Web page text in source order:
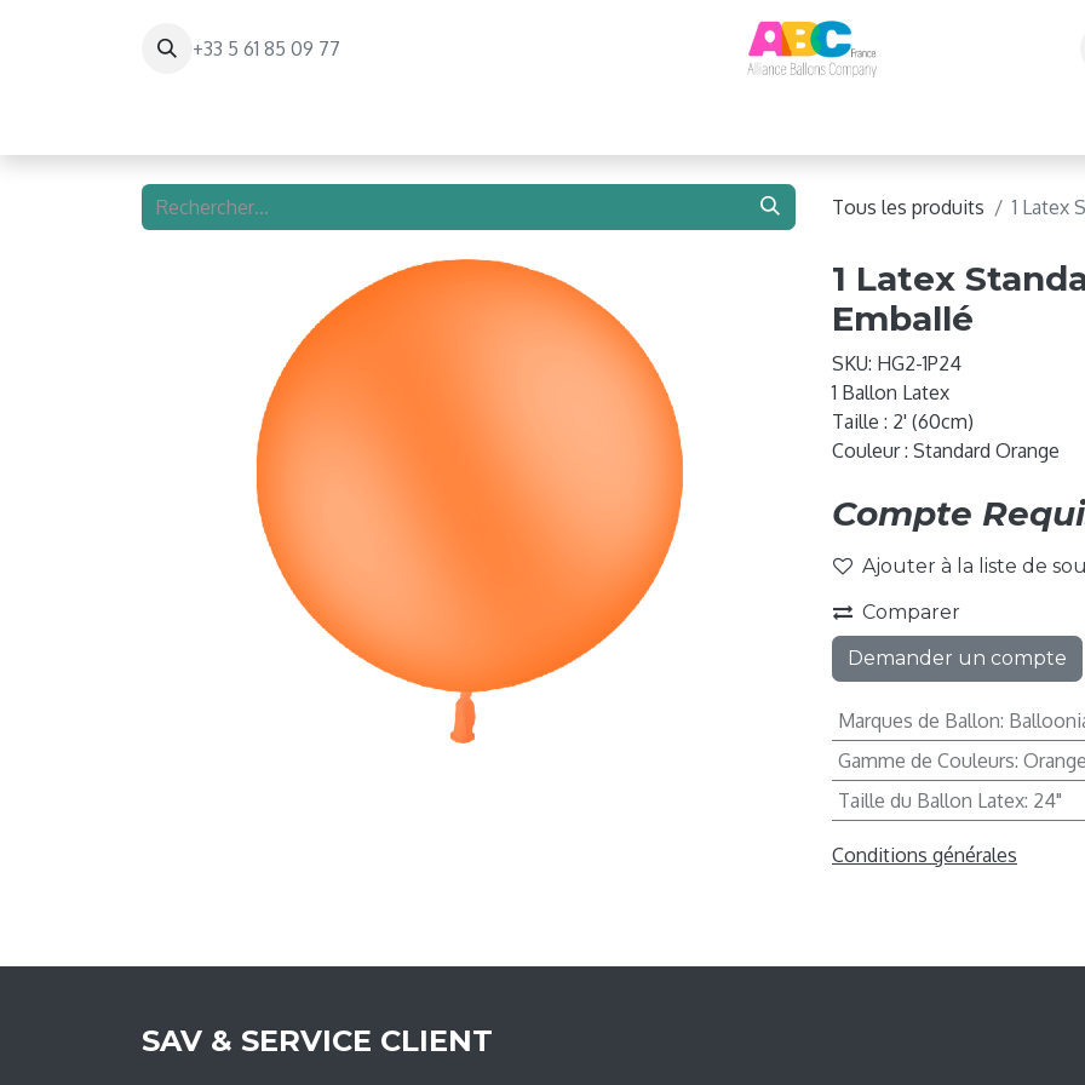
+33 5 61 85 09 77
Tous les produits 1 Latex
1 Latex
Emballé
SKU: HG2-1P24
1 Ballon Latex
Taille : 2' (60cm)
Couleur : Standard Orange
Compte
Ajouter à la liste de
Comparer
Demander un compte
Marques de Ballon:
Gamme de Couleurs:
Taille du Ballon Latex: 24"
Conditions générales
SAV & SERVICE CLIENT